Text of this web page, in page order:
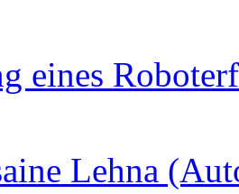
eines
Lehna